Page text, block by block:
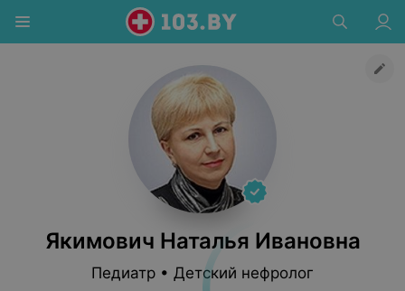
Якимович Наталья Ивановна
Педиатр • Детский нефролог